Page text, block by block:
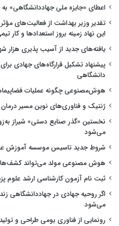
اعطای «جایزه ملی جهاددانشگاهی» به
تقدیر وزیر بهداشت از فعالیت‌های
این نهاد زمینه بروز استعدادها و کار
یافته‌های جدید از آسیب پذیری هزار
پیشنهاد تشکیل قرارگاه‌های جهادی
دانشگاهی
هوش‌مصنوعی چگونه عملیات
ژنتیک و فناوری‌های نوین مسیر درمان
نخستین «گذر صنایع دستی» شیراز
می‌شود
شروط جدید تاسیس موسسه آموزش
هوش مصنوعی مولد می‌تواند
ثبت نام آزمون کارشناسی ارشد علوم
اگر روحیه جهادی در جهاددانشگاهی
می‌شود
رونمایی از فناوری بومی طراحی و